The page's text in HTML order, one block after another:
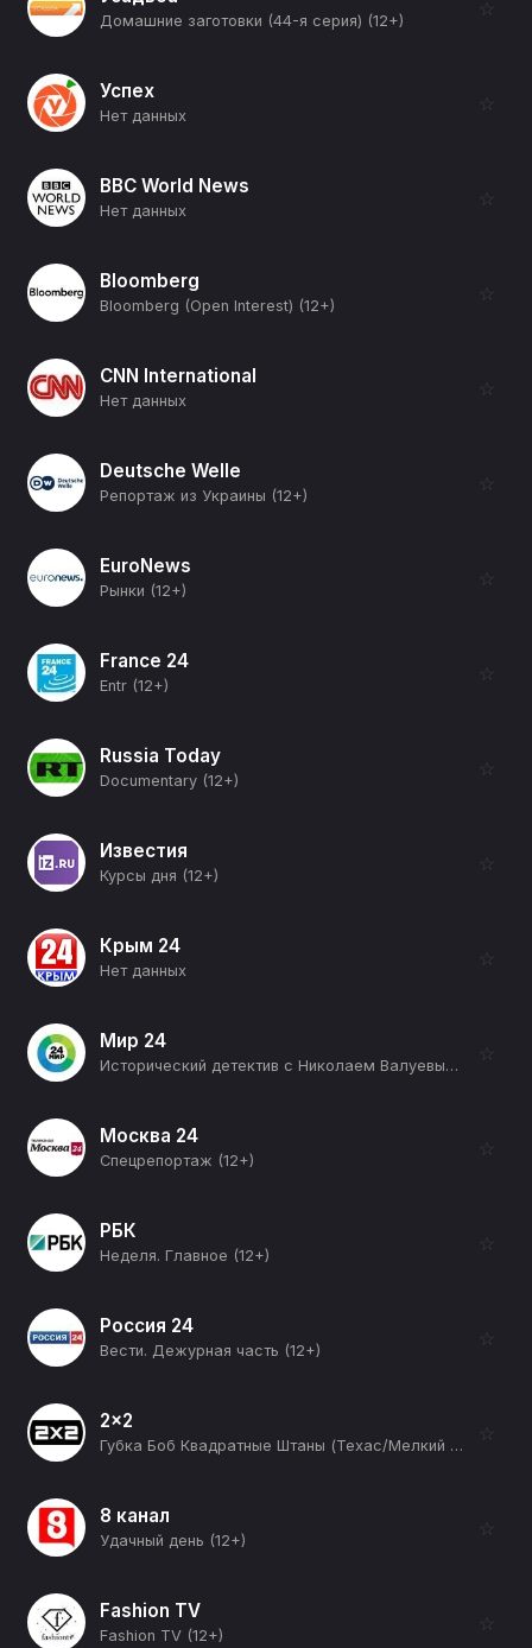
Домашние заготовки (44-я серия) (12+)
☆
Успех
Нет данных
☆
BBC World News
Нет данных
☆
Bloomberg
Bloomberg (Open Interest) (12+)
☆
CNN International
Нет данных
☆
Deutsche Welle
Репортаж из Украины (12+)
☆
EuroNews
Рынки (12+)
☆
France 24
Entr (12+)
☆
Russia Today
Documentary (12+)
☆
Известия
Курсы дня (12+)
☆
Крым 24
Нет данных
☆
Мир 24
Исторический детектив с Николаем Валуевым (12+)
☆
Москва 24
Спецрепортаж (12+)
☆
РБК
Неделя. Главное (12+)
☆
Россия 24
Вести. Дежурная часть (12+)
☆
2x2
Губка Боб Квадратные Штаны (Техас/Мелкий бес) (12+)
☆
8 канал
Удачный день (12+)
☆
Fashion TV
Fashion TV (12+)
☆